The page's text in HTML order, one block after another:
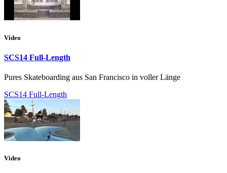
Video
SCS14 Full-Length
Pures Skateboarding aus San Francisco in voller Länge
SCS14 Full-Length
Video